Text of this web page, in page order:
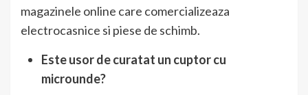
magazinele online care comercializeaza
electrocasnice si piese de schimb.
Este usor de curatat un cuptor cu
microunde?